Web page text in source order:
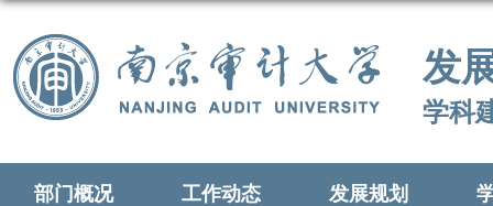
发
学科
部门概况 工作动态 发展规划